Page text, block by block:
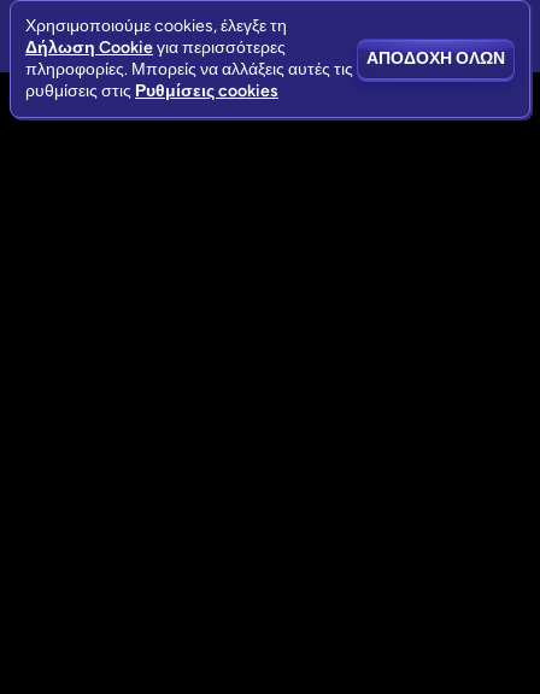
Χρησιμοποιούμε cookies, έλεγξε τη
Δήλωση Cookieγια περισσότερες
πληροφορίες. Μπορείς να αλλάξεις αυτές τις
ρυθμίσεις στις Ρυθμίσεις cookies
ΑΠΟΔΟΧΉ ΌΛΩΝ